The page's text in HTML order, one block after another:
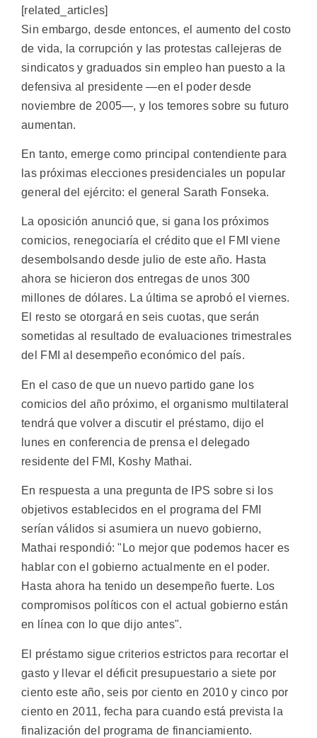
[related_articles]
Sin embargo, desde entonces, el aumento del costo
de vida, la corrupción y las protestas callejeras de
sindicatos y graduados sin empleo han puesto a la
defensiva al presidente —en el poder desde
noviembre de 2005—, y los temores sobre su futuro
aumentan.
En tanto, emerge como principal contendiente para
las próximas elecciones presidenciales un popular
general del ejército: el general Sarath Fonseka.
La oposición anunció que, si gana los próximos
comicios, renegociaría el crédito que el FMI viene
desembolsando desde julio de este año. Hasta
ahora se hicieron dos entregas de unos 300
millones de dólares. La última se aprobó el viernes.
El resto se otorgará en seis cuotas, que serán
sometidas al resultado de evaluaciones trimestrales
del FMI al desempeño económico del país.
En el caso de que un nuevo partido gane los
comicios del año próximo, el organismo multilateral
tendrá que volver a discutir el préstamo, dijo el
lunes en conferencia de prensa el delegado
residente del FMI, Koshy Mathai.
En respuesta a una pregunta de IPS sobre si los
objetivos establecidos en el programa del FMI
serían válidos si asumiera un nuevo gobierno,
Mathai respondió: "Lo mejor que podemos hacer es
hablar con el gobierno actualmente en el poder.
Hasta ahora ha tenido un desempeño fuerte. Los
compromisos políticos con el actual gobierno están
en línea con lo que dijo antes".
El préstamo sigue criterios estrictos para recortar el
gasto y llevar el déficit presupuestario a siete por
ciento este año, seis por ciento en 2010 y cinco por
ciento en 2011, fecha para cuando está prevista la
finalización del programa de financiamiento.